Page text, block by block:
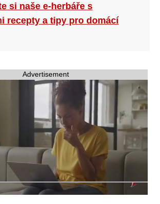
si naše e-herbáře s
recepty a tipy pro domácí
Advertisement